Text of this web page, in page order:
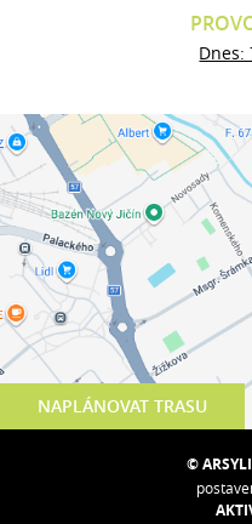
NAPLÁNOVAT TRASU
Dnes:
©